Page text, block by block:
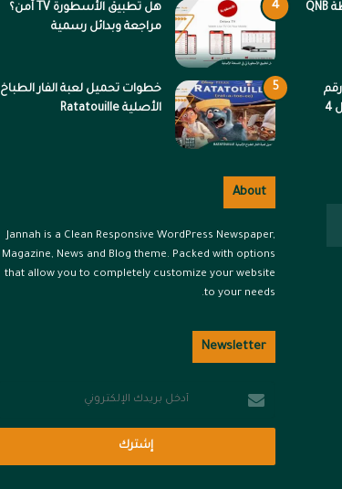
كيفية الاشتراك في محفظة QNB
الجوال بدون تطبيق: أفضل 4
هل تطبيق الأسطورة TV آمن؟
مراجعة وبدائل رسمية
خطوات تحميل لعبة الفار الطباخ
الأصلية Ratatouille
About
Jannah is a Clean Responsive WordPress Newspaper,
Magazine, News and Blog theme. Packed with options
that allow you to completely customize your website
to your needs.
Newsletter
بريدك
الإلكتروني